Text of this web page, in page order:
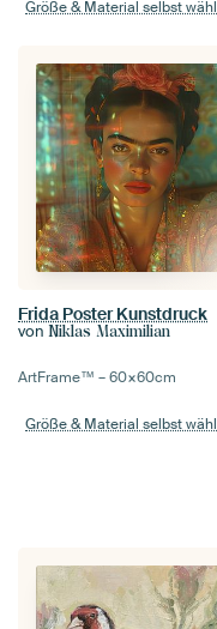
Größe & Material selbst
Frida Poster Kunstdruck
von Niklas Maximilian
ArtFrame™ –60×60cm
Größe & Material selbst